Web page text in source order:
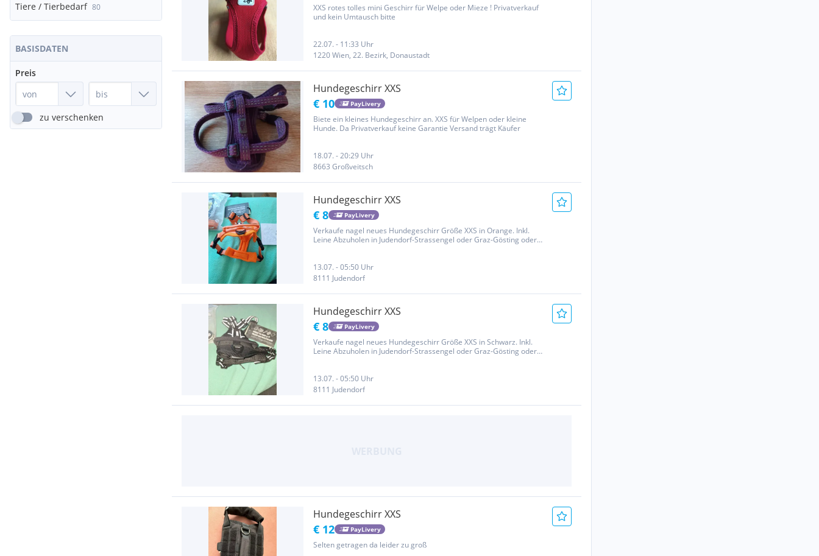
Tiere / Tierbedarf 80
BASISDATEN
Preis
zu verschenken
XXS rotes tolles mini Geschirr für Welpe oder Mieze ! Privatverkauf
und kein Umtausch bitte
22.07. - 11:33 Uhr
1220 Wien, 22. Bezirk, Donaustadt
Hundegeschirr XXS
€ 10 PayLivery
Biete ein kleines Hundegeschirr an. XXS für Welpen oder kleine
Hunde. Da Privatverkauf keine Garantie Versand trägt Käufer
18.07. - 20:29 Uhr
8663 Großveitsch
Hundegeschirr XXS
€ 8 PayLivery
Verkaufe nagel neues Hundegeschirr Größe XXS in Orange. Inkl.
Leine Abzuholen in Judendorf-Strassengel oder Graz-Gösting oder
13.07. - 05:50 Uhr
8111 Judendorf
Hundegeschirr XXS
€ 8 PayLivery
Verkaufe nagel neues Hundegeschirr Größe XXS in Schwarz. Inkl.
Leine Abzuholen in Judendorf-Strassengel oder Graz-Gösting oder
13.07. - 05:50 Uhr
8111 Judendorf
Hundegeschirr XXS
€ 12 PayLivery
Selten getragen da leider zu groß